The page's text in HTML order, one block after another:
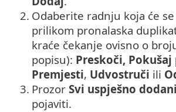
2. Odaberite radnju koja će
prilikom pronalaska
kraće čekanje ovisno o
popisu): Preskoči,
Premjesti, Udvostruči ili
3. Prozor Svi uspješno
pojaviti.